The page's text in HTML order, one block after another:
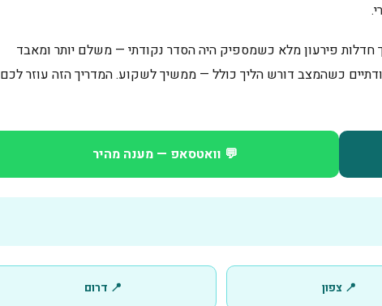
חדלות פירעון מלא כשמספיק היה הסדר נקודתי — משלם יותר ומאבד
כשהמצב דורש הליך כולל — ממשיך לשקוע. המדריך הזה עוזר לכם
💬 וואטסאפ — מענה מהיר
📍 צפון 📍 דרום